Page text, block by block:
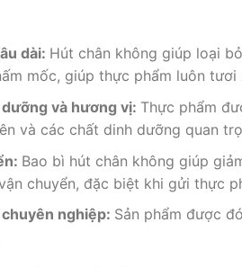
dài: Hút chân không giúp loại
mốc, giúp thực phẩm luôn tươi
và hương vị: Thực phẩm
và các chất dinh dưỡng quan
Bao bì hút chân không giúp
chuyển, đặc biệt khi gửi thực
nghiệp: Sản phẩm được